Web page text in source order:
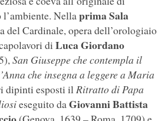
Nellaprima Sala
del Cardinale, opera dell’orologiaio
di Luca Giordano
San Giuseppe che contempla il
che insegna a leggere a Maria
dipinti esposti ilRitratto di Papa
eseguito daGiovanni Battista